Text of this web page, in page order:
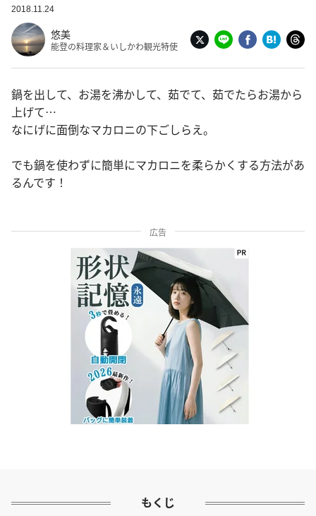
2018.11.24
悠美
能登の料理家＆いしかわ観光特使
鍋を出して、お湯を沸かして、茹でて、茹でたらお湯から
上げて…
なにげに面倒なマカロニの下ごしらえ。
でも鍋を使わずに簡単にマカロニを柔らかくする方法があ
るんです！
広告
もくじ